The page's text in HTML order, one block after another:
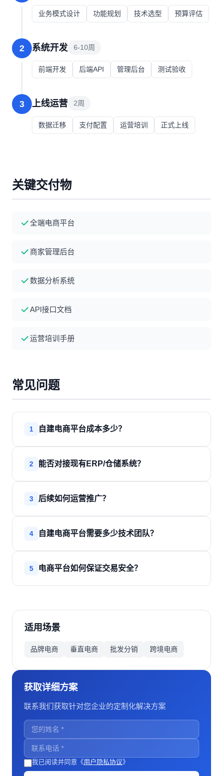
业务模式设计 功能规划 技术选型 预算评估
2 系统开发 6-10周
前端开发 后端API 管理后台 测试验收
3 上线运营 2周
数据迁移 支付配置 运营培训 正式上线
关键交付物
全端电商平台
商家管理后台
数据分析系统
API接口文档
运营培训手册
常见问题
1 自建电商平台成本多少？
2 能否对接现有ERP/仓储系统？
3 后续如何运营推广？
4 自建电商平台需要多少技术团队？
5 电商平台如何保证交易安全？
适用场景
品牌电商 垂直电商 批发分销 跨境电商
获取详细方案
联系我们获取针对您企业的定制化解决方案
我已阅读并同意《用户隐私协议》